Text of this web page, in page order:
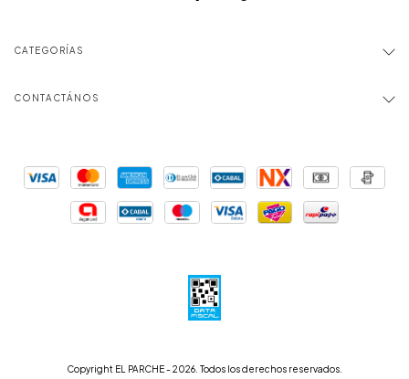
CATEGORÍAS
CONTACTÁNOS
Copyright EL PARCHE - 2026. Todos los derechos reservados.